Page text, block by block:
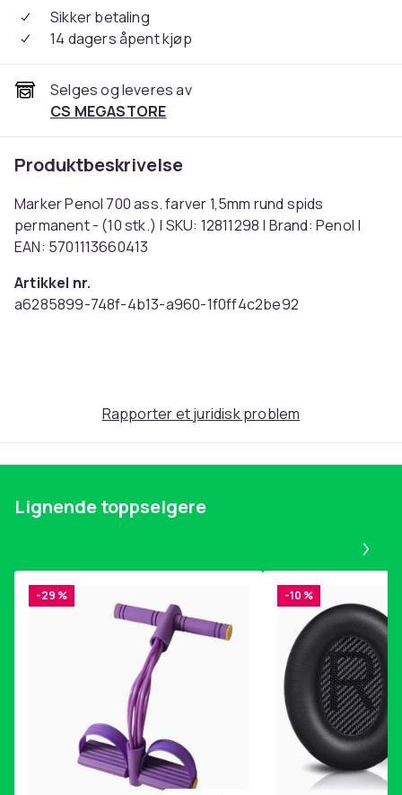
Sikker betaling
14 dagers åpent kjøp
Selges og leveres av
CS MEGASTORE
Produktbeskrivelse
Marker Penol 700 ass. farver 1,5mm rund spids
permanent - (10 stk.) | SKU: 12811298 | Brand: Penol |
EAN: 5701113660413
Artikkel nr.
a6285899-748f-4b13-a960-1f0ff4c2be92
Rapporter et juridisk problem
Lignende toppselgere
-29 % -10 %